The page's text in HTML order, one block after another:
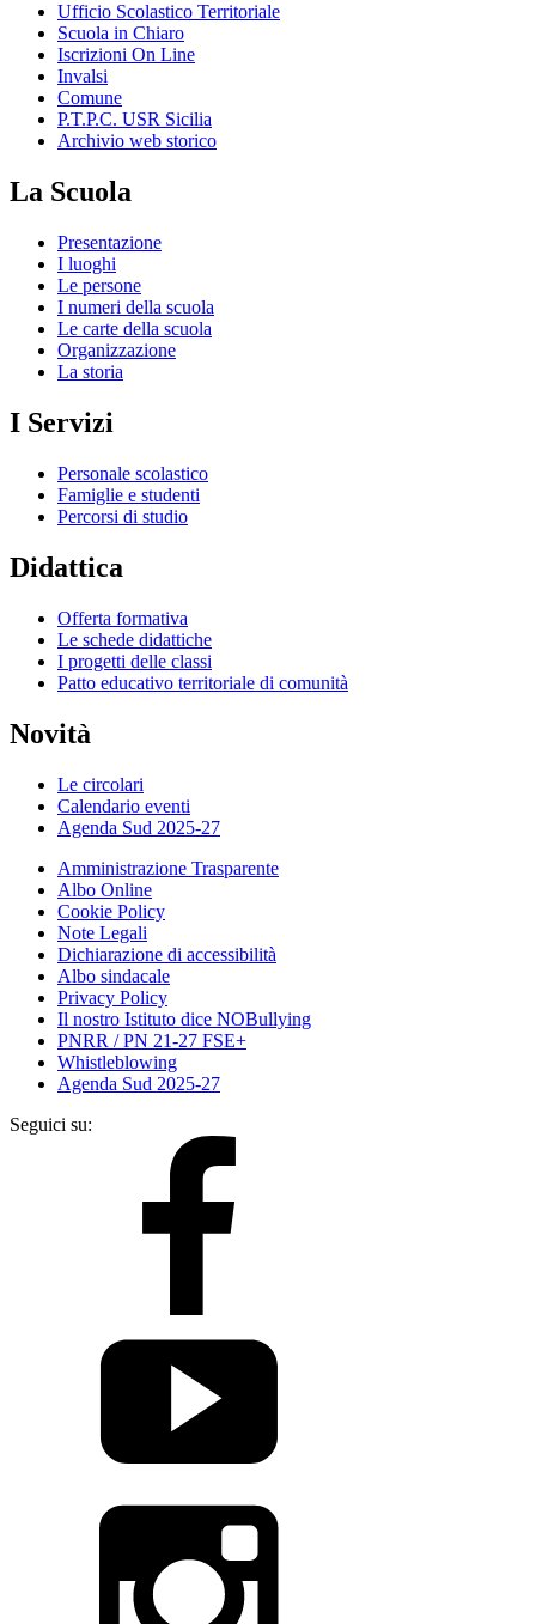
Ufficio Scolastico Territoriale
Scuola in Chiaro
Iscrizioni On Line
Invalsi
Comune
P.T.P.C. USR Sicilia
Archivio web storico
La Scuola
Presentazione
I luoghi
Le persone
I numeri della scuola
Le carte della scuola
Organizzazione
La storia
I Servizi
Personale scolastico
Famiglie e studenti
Percorsi di studio
Didattica
Offerta formativa
Le schede didattiche
I progetti delle classi
Patto educativo territoriale di comunità
Novità
Le circolari
Calendario eventi
Agenda Sud 2025-27
Amministrazione Trasparente
Albo Online
Cookie Policy
Note Legali
Dichiarazione di accessibilità
Albo sindacale
Privacy Policy
Il nostro Istituto dice NOBullying
PNRR / PN 21-27 FSE+
Whistleblowing
Agenda Sud 2025-27
Seguici su: